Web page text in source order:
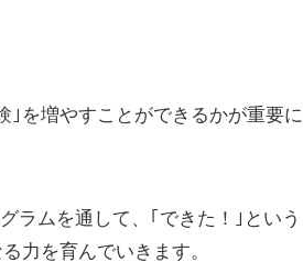
｣を増やすことができるかが重要に
ラムを通して、｢できた！｣という
力を育んでいきます。